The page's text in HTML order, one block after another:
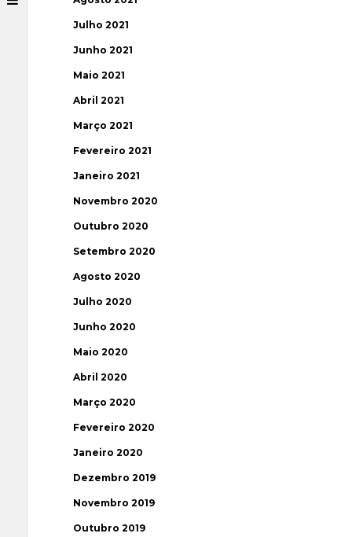
Julho 2021
Junho 2021
Maio 2021
Abril 2021
Março 2021
Fevereiro 2021
Janeiro 2021
Novembro 2020
Outubro 2020
Setembro 2020
Agosto 2020
Julho 2020
Junho 2020
Maio 2020
Abril 2020
Março 2020
Fevereiro 2020
Janeiro 2020
Dezembro 2019
Novembro 2019
Outubro 2019